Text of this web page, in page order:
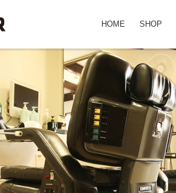
SHOP
HOME